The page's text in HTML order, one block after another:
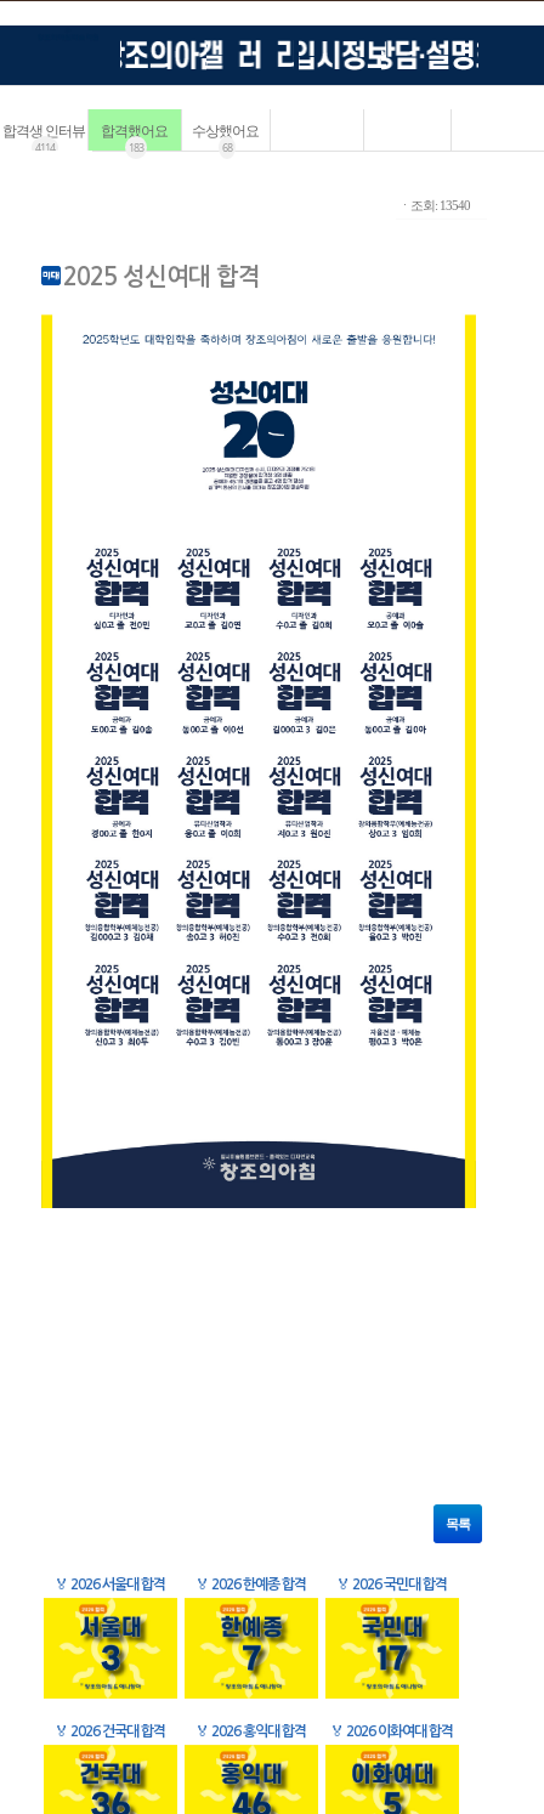
합격생 인터뷰
4114
합격했어요
183
수상했어요
68
ㆍ조회: 13540
2025 성신여대 합격
목록
🏅 2026 서울대 합격 🏅 2026 한예종 합격 🏅 2026 국민대 합격
🏅 2026 건국대 합격 🏅 2026 홍익대 합격 🏅 2026 이화여대 합격